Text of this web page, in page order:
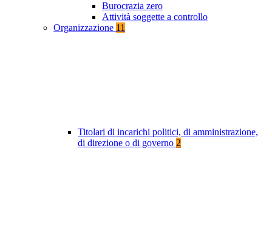
Burocrazia zero
Attività soggette a controllo
Organizzazione 11
Titolari di incarichi politici, di amministrazione,
di direzione o di governo 2